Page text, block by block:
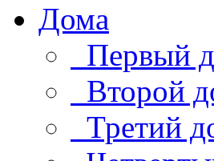
Дома
Первый
Второй
Третий